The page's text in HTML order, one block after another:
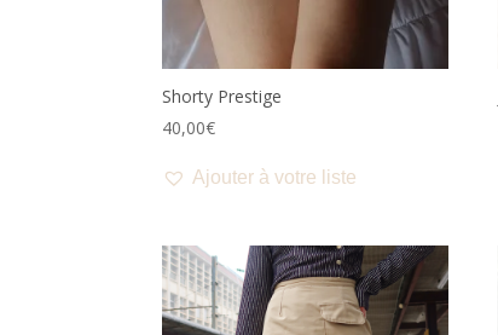
Shorty Prestige
40,00€
Ajouter à votre liste